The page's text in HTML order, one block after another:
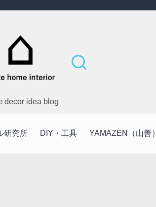
decor idea blog
研究所 DIY・工具 YAMAZEN（山善）